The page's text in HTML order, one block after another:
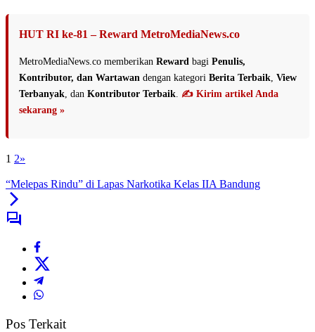
HUT RI ke-81 – Reward MetroMediaNews.co
MetroMediaNews.co memberikan Reward bagi Penulis,
Kontributor, dan Wartawan dengan kategori Berita Terbaik View
Terbanyak , dan Kontributor Terbaik ✍️ Kirim artikel Anda
sekarang »
1 2»
“Melepas Rindu” di Lapas Narkotika Kelas IIA Bandung
Pos Terkait